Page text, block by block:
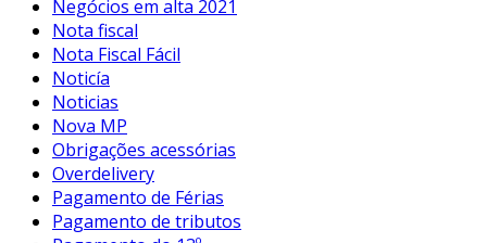
Negócios em alta 2021
Nota fiscal
Nota Fiscal Fácil
Noticía
Noticias
Nova MP
Obrigações acessórias
Overdelivery
Pagamento de Férias
Pagamento de tributos